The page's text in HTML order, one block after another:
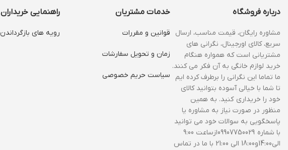
درباره فروشگاه
مشاوره رایگان، قیمت مناسب، ارسال
سریع، کالای اورجینال، نگرانی های
مشتریانی است که همواره هنگام
خرید لوازم خانگی به آن فکر می کنند.
ما تماما این نگرانی را برطرف کرده ایم
تا شما با خیالی آسوده بتوانید کالای
خود را خریداری کنید. به همین
منظور در صورت نیاز به مشاوره یا
پاسخگویی به سوالات خود می توانید
با شماره 09907750029ازساعت 9:00
الی14:00و18:00 الی 21:00 با ما در تماس
خدمات مشتریان
قوانین و مقررات
زمان و‌ تحویل سفارشات
سیاست حریم خصوصی
راهنمایی خریداران
رویه های بازگرداندن